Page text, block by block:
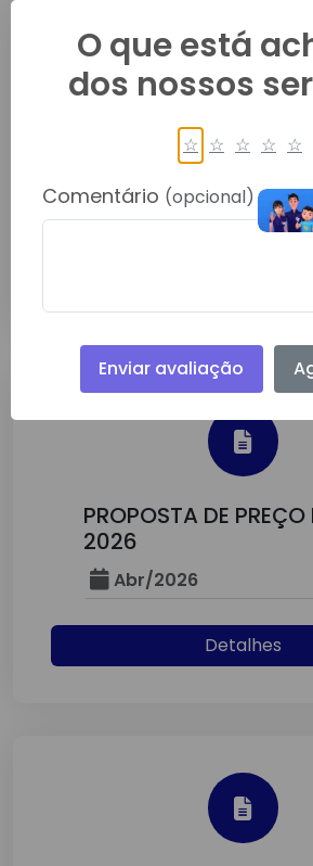
PROPOSTA DE PREÇO
Abr/2026
PROPOSTA DE PREÇO
2026
Abr/2026
Detalhes
O que está
dos nossos
☆ ☆ ☆ ☆ ☆
Comentário (opcional)
Enviar avaliação